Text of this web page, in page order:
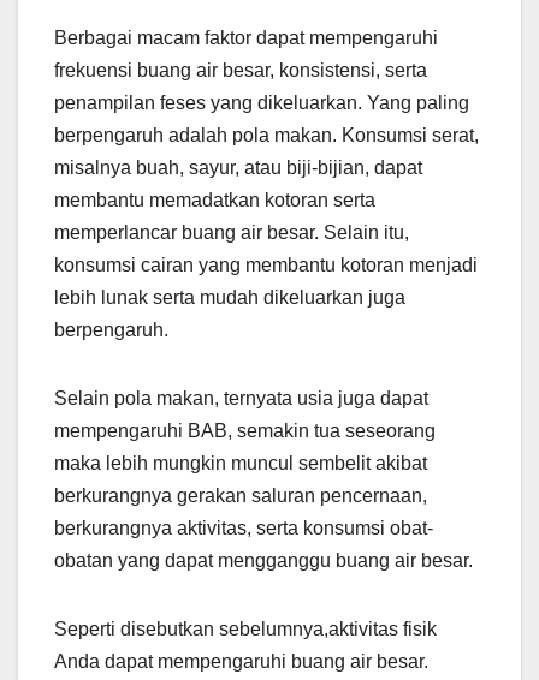
Berbagai macam faktor dapat mempengaruhi
frekuensi buang air besar, konsistensi, serta
penampilan feses yang dikeluarkan. Yang paling
berpengaruh adalah pola makan. Konsumsi serat,
misalnya buah, sayur, atau biji-bijian, dapat
membantu memadatkan kotoran serta
memperlancar buang air besar. Selain itu,
konsumsi cairan yang membantu kotoran menjadi
lebih lunak serta mudah dikeluarkan juga
berpengaruh.
Selain pola makan, ternyata usia juga dapat
mempengaruhi BAB, semakin tua seseorang
maka lebih mungkin muncul sembelit akibat
berkurangnya gerakan saluran pencernaan,
berkurangnya aktivitas, serta konsumsi obat-
obatan yang dapat mengganggu buang air besar.
Seperti disebutkan sebelumnya,aktivitas fisik
Anda dapat mempengaruhi buang air besar.